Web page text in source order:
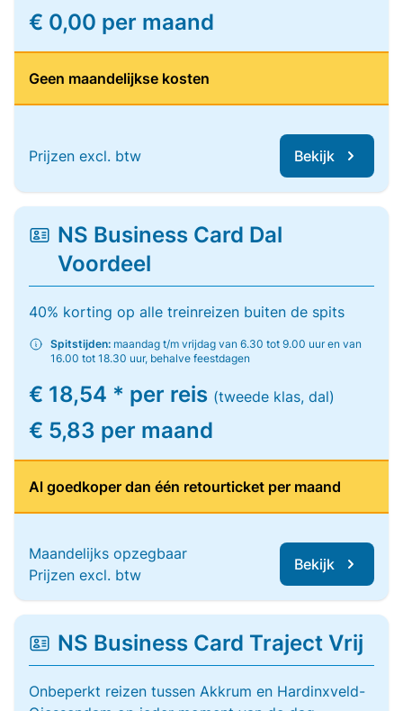
€ 0,00 per maand
Geen maandelijkse kosten
Prijzen excl. btw Bekijk
NS Business Card Dal
Voordeel
40% korting op alle treinreizen buiten de spits
Spitstijden: maandag t/m vrijdag van 6.30 tot 9.00 uur en van
16.00 tot 18.30 uur, behalve feestdagen
€ 18,54 * per reis (tweede klas, dal)
€ 5,83 per maand
Al goedkoper dan één retourticket per maand
Maandelijks opzegbaar
Prijzen excl. btw
Bekijk
NS Business Card Traject Vrij
Onbeperkt reizen tussen Akkrum en Hardinxveld-